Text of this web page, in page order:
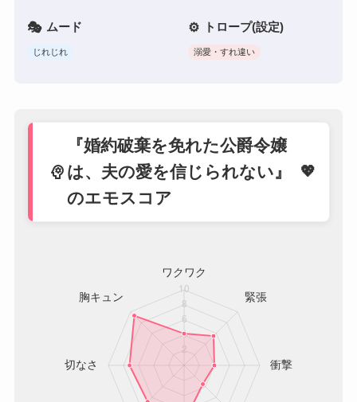
ムード
じれじれ
トロープ(設定)
溺愛・すれ違い
psychology
『婚約破棄を免れた公爵令嬢
は、夫の愛を信じられない』
のエモスコア